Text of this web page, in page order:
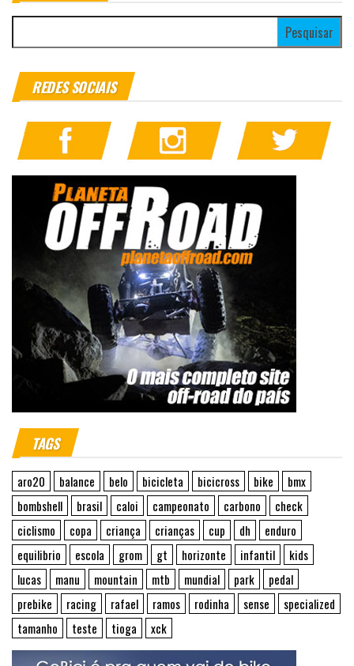
REDES SOCIAIS
TAGS
aro20 balance belo bicicleta bicicross bike
bmx
bombshell
brasil caloi campeonato carbono
check
ciclismo
copa criança crianças cup dh
enduro
equilibrio
escola grom gt horizonte infantil
kids
lucas
manu mountain mtb mundial park
pedal
prebike
racing rafael ramos rodinha sense
specialized
tamanho
teste tioga xck